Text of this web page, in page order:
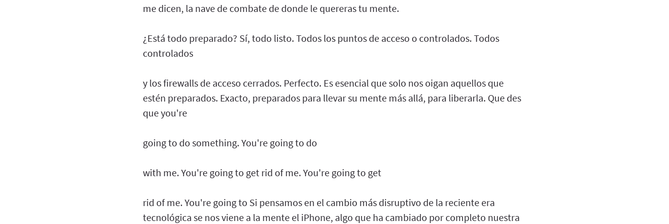
me dicen, la nave de combate de donde le quereras tu mente.
¿Está todo preparado? Sí, todo listo. Todos los puntos de acceso o controlados. Todos
controlados
y los firewalls de acceso cerrados. Perfecto. Es esencial que solo nos oigan aquellos que
estén preparados. Exacto, preparados para llevar su mente más allá, para liberarla. Que des
que you're
going to do something. You're going to do
with me. You're going to get rid of me. You're going to get
rid of me. You're going to Si pensamos en el cambio más disruptivo de la reciente era
tecnológica se nos viene a la mente el iPhone, algo que ha cambiado por completo nuestra